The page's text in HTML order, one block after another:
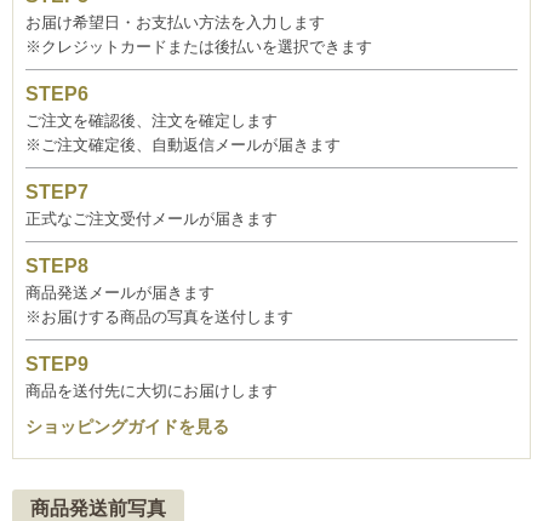
お届け希望日・お支払い方法を入力します
※クレジットカードまたは後払いを選択できます
ご注文を確認後、注文を確定します
※ご注文確定後、自動返信メールが届きます
正式なご注文受付メールが届きます
商品発送メールが届きます
※お届けする商品の写真を送付します
商品を送付先に大切にお届けします
ショッピングガイドを見る
商品発送前写真